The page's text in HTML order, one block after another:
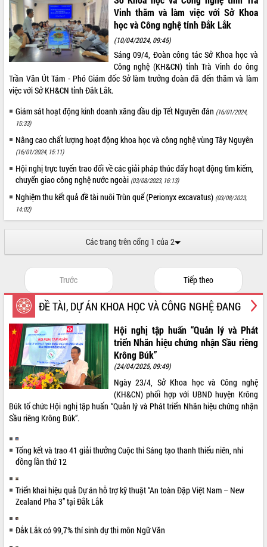
Đắk Lắk rà soát, điều chỉnh Đề án 190
về phát triển nuôi trồng thủy sản
Phó Chủ tịch UBND tỉnh Đắk Lắk
Trương Công Thái kiểm tra thực địa
Dự án cao tốc Khánh Hòa - Buôn Ma
Định vị cà phê Việt Nam như một “di
sản sống” trong dòng chảy toàn cầu
Xây dựng nông thôn mới: Nâng cao đời
sống người dân từ những mô hình thiết
thực
Quyết liệt tháo gỡ vướng mắc, đẩy
nhanh tiến độ các dự án trọng điểm
trong Khu kinh tế Nam Phú Yên
Hòn Yến phát triển du lịch gắn với bảo
tồn biển
Lấy ý kiến điều chỉnh Quy hoạch tỉnh
Đắk Lắk thời kỳ 2021-2030, tầm nhìn
Phát động chiến dịch 30 ngày đêm
giải phóng mặt bằng Tuyến đường bộ
Đắk Lắk nỗ lực thúc đẩy tăng trưởng
kinh tế từ 10% trở lên trong Quý
II/2026
Đắk Lắk ký kết thỏa thuận hợp tác về
chuyển đổi số giai đoạn 2026 – 2030
với Tập đoàn Bưu chính Viễn thông
Việt Nam
Thứ trưởng Bộ Y tế làm việc với tỉnh
Đắk Lắk về phát triển nhân lực y tế
cho trạm y tế cấp xã
Du lịch Đắk Lắk nâng tầm trải nghiệm
liệu và Bản đồ số
Tập huấn ứng dụng trí tuệ nhân tạo (AI)
Đoàn đại biểu Quốc hội tỉnh Đắk Lắk
trao đổi thông tin trước Kỳ họp thứ
Quyết liệt cải cách hành chính, khơi
thông nguồn lực phát triển
Vinh thăm và làm việc với Sở Khoa
học và Công nghệ tỉnh Đắk Lắk
(10/04/2024, 09:45)
Sáng 09/4, Đoàn công tác Sở Khoa học và
Công nghệ (KH&CN) tỉnh Trà Vinh do ông
Trần Văn Út Tám - Phó Giám đốc Sở làm trưởng đoàn đã đến thăm và làm
việc với Sở KH&CN tỉnh Đắk Lắk.
Giám sát hoạt động kinh doanh xăng dầu dịp Tết Nguyên đán (16/01/2024,
15:33)
Nâng cao chất lượng hoạt động khoa học và công nghệ vùng Tây Nguyên
(16/01/2024, 15:11)
Hội nghị trực tuyến trao đổi về các giải pháp thúc đẩy hoạt động tìm kiếm,
chuyển giao công nghệ nước ngoài (03/08/2023, 16:13)
Nghiệm thu kết quả đề tài nuôi Trùn quế (Perionyx excavatus) (03/08/2023,
14:02)
Các trang trên cổng 1 của 2
Trước Tiếp theo
ĐỀ TÀI, DỰ ÁN KHOA HỌC VÀ CÔNG NGHỆ ĐANG
THỰC HIỆN
Hội nghị tập huấn “Quản lý và Phát
triển Nhãn hiệu chứng nhận Sầu riêng
Krông Búk”
(24/04/2025, 09:49)
Ngày 23/4, Sở Khoa học và Công nghệ
(KH&CN) phối hợp với UBND huyện Krông
Búk tổ chức Hội nghị tập huấn “Quản lý và Phát triển Nhãn hiệu chứng nhận
Sầu riêng Krông Búk”.
Tổng kết và trao 41 giải thưởng Cuộc thi Sáng tạo thanh thiếu niên, nhi
đồng lần thứ 12
Triển khai hiệu quả Dự án hỗ trợ kỹ thuật “An toàn Đập Việt Nam – New
Zealand Pha 3” tại Đắk Lắk
Đắk Lắk có 99,7% thí sinh dự thi môn Ngữ Văn